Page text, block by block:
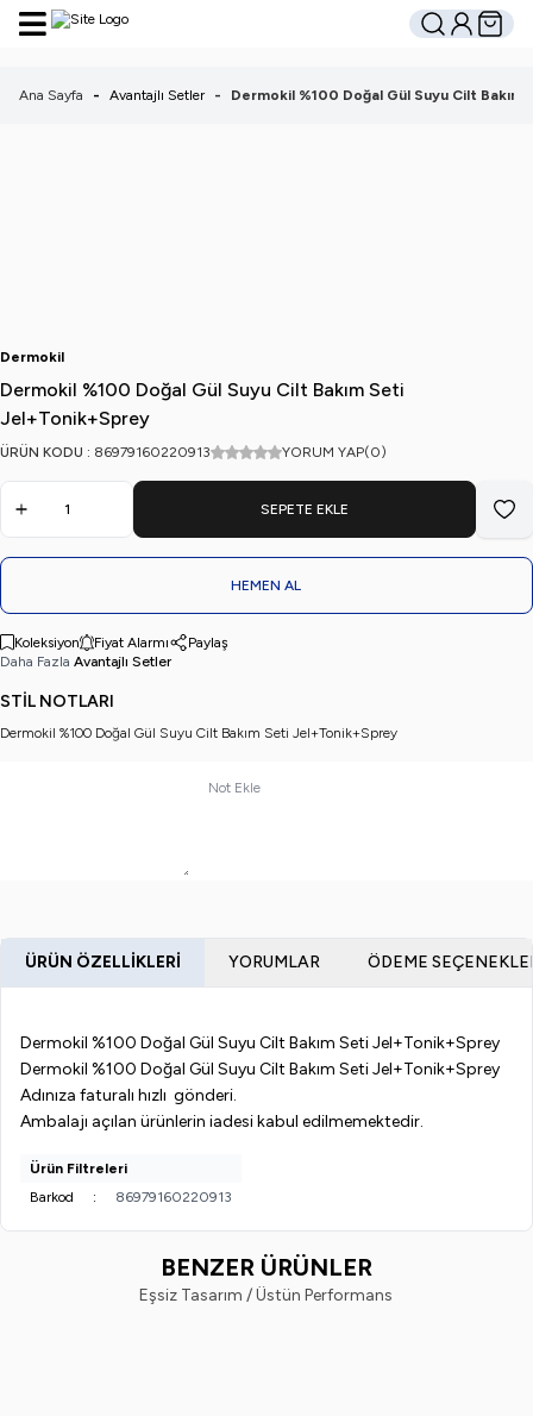
Hesabım
Sepetim
Ana Sayfa - Avantajlı Setler - Dermokil %100 Doğal Gül Suyu Cilt
Dermokil
Dermokil %100 Doğal Gül Suyu Cilt Bakım Seti
Jel+Tonik+Sprey
ÜRÜN KODU : 86979160220913 YORUM YAP(0)
SEPETE EKLE
HEMEN AL
Koleksiyon Fiyat Alarmı
Paylaş
Daha Fazla Avantajlı Setler
STİL NOTLARI
Dermokil %100 Doğal Gül Suyu Cilt Bakım Seti Jel+Tonik+Sprey
Not Ekle
ÜRÜN ÖZELLIKLERI YORUMLAR ÖDEME
Dermokil %100 Doğal Gül Suyu Cilt Bakım Seti Jel+Tonik+Sprey
Dermokil %100 Doğal Gül Suyu Cilt Bakım Seti Jel+Tonik+Sprey
Adınıza faturalı hızlı gönderi.
Ambalajı açılan ürünlerin iadesi kabul edilmemektedir.
Ürün Filtreleri
Barkod
: 86979160220913
BENZER ÜRÜNLER
Eşsiz Tasarım / Üstün Performans